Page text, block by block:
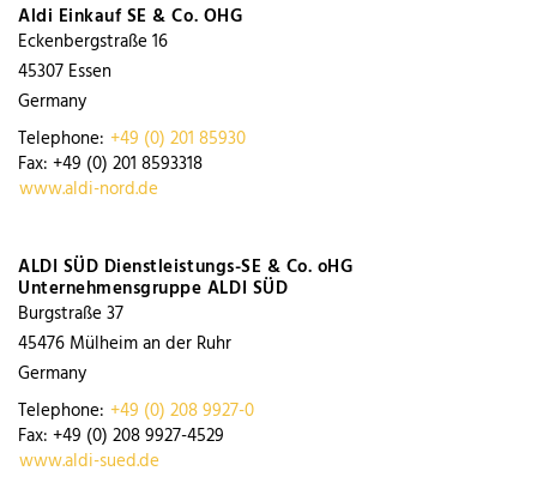
Aldi Einkauf SE & Co. OHG
Eckenbergstraße 16
45307 Essen
Germany
Telephone: +49 (0) 201 85930
Fax: +49 (0) 201 8593318
www.aldi-nord.de
ALDI SÜD Dienstleistungs-SE & Co. oHG
Unternehmensgruppe ALDI SÜD
Burgstraße 37
45476 Mülheim an der Ruhr
Germany
Telephone: +49 (0) 208 9927-0
Fax: +49 (0) 208 9927-4529
www.aldi-sued.de